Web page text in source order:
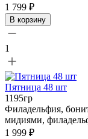
1 799 ₽
В корзину
1
Пятница 48 шт
1195гр
Филадельфия,
мидиями,
1 999 ₽